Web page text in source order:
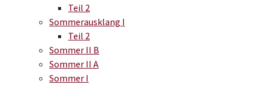
Teil 2
Sommerausklang I
Teil 2
Sommer II B
Sommer II A
Sommer I